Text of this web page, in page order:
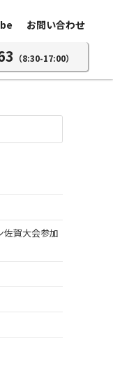
お問い合わせ
（8:30-17:00）
佐賀大会参加